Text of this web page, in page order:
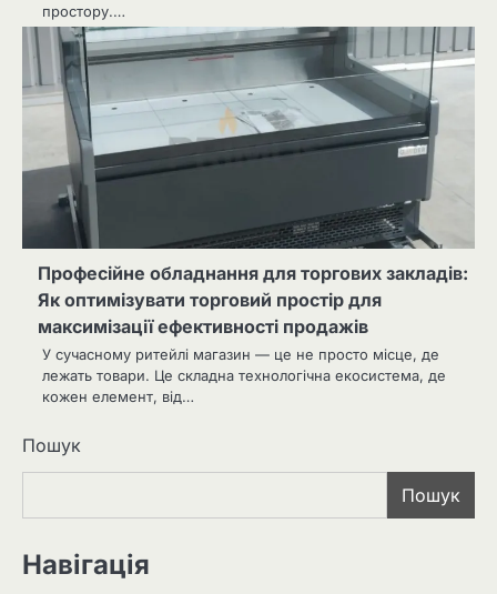
простору.…
Професійне обладнання для торгових закладів:
Як оптимізувати торговий простір для
максимізації ефективності продажів
У сучасному ритейлі магазин — це не просто місце, де
лежать товари. Це складна технологічна екосистема, де
кожен елемент, від…
Пошук
Пошук
Навігація